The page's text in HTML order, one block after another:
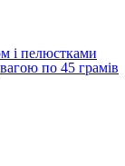
і пелюстками
по 45 грамів